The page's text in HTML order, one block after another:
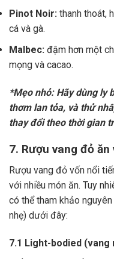
Pinot Noir: thanh thoát,
cá và gà.
Malbec: đậm hơn một
mọng và cacao.
*Mẹo nhỏ: Hãy dùng ly
thơm lan tỏa, và thử
thay đổi theo thời gian
7. Rượu vang đỏ ăn
Rượu vang đỏ vốn nổi
với nhiều món ăn. Tuy
có thể tham khảo
nhẹ) dưới đây:
7.1 Light-bodied (vang